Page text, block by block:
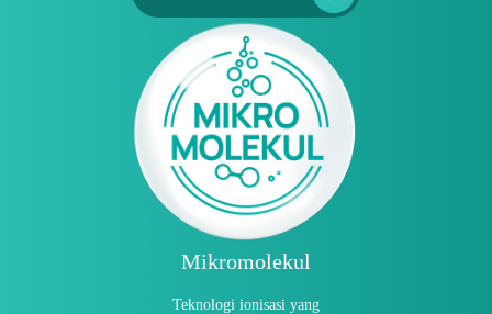
Mikromolekul
Teknologi ionisasi yang